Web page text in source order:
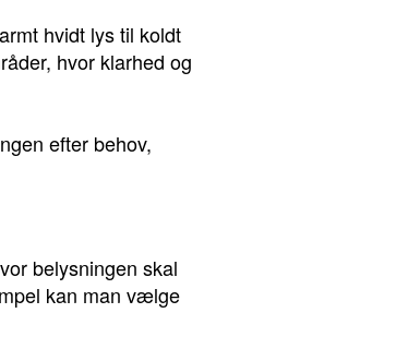
hvidt lys til koldt
hvor klarhed og
efter behov,
belysningen skal
kan man vælge